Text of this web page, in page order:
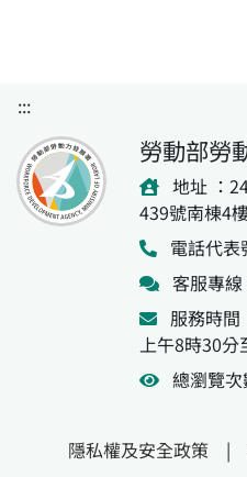
:::
勞動部勞
地址 ：
439號南棟4
電話代
客服專
服務時間
上午8時30分
總瀏覽
隱私權及安全政策 |